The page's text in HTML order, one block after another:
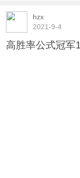
hzx
2021-9-4
高胜率公式冠军